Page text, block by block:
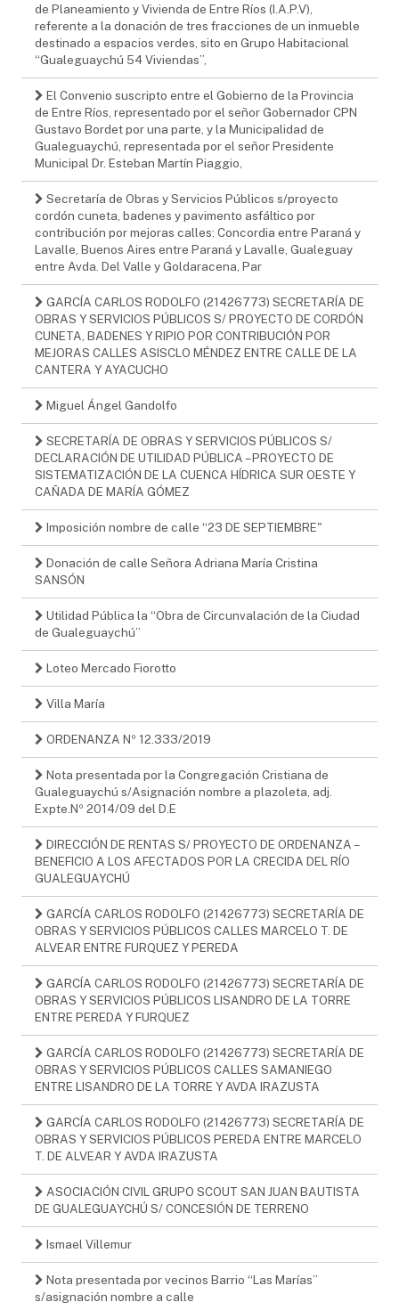
de Planeamiento y Vivienda de Entre Ríos (I.A.P.V),
referente a la donación de tres fracciones de un inmueble
destinado a espacios verdes, sito en Grupo Habitacional
“Gualeguaychú 54 Viviendas”,
El Convenio suscripto entre el Gobierno de la Provincia
de Entre Ríos, representado por el señor Gobernador CPN
Gustavo Bordet por una parte, y la Municipalidad de
Gualeguaychú, representada por el señor Presidente
Municipal Dr. Esteban Martín Piaggio,
Secretaría de Obras y Servicios Públicos s/proyecto
cordón cuneta, badenes y pavimento asfáltico por
contribución por mejoras calles: Concordia entre Paraná y
Lavalle, Buenos Aires entre Paraná y Lavalle, Gualeguay
entre Avda. Del Valle y Goldaracena, Par
GARCÍA CARLOS RODOLFO (21426773) SECRETARÍA DE
OBRAS Y SERVICIOS PÚBLICOS S/ PROYECTO DE CORDÓN
CUNETA, BADENES Y RIPIO POR CONTRIBUCIÓN POR
MEJORAS CALLES ASISCLO MÉNDEZ ENTRE CALLE DE LA
CANTERA Y AYACUCHO
Miguel Ángel Gandolfo
SECRETARÍA DE OBRAS Y SERVICIOS PÚBLICOS S/
DECLARACIÓN DE UTILIDAD PÚBLICA – PROYECTO DE
SISTEMATIZACIÓN DE LA CUENCA HÍDRICA SUR OESTE Y
CAÑADA DE MARÍA GÓMEZ
Imposición nombre de calle “23 DE SEPTIEMBRE"
Donación de calle Señora Adriana María Cristina
SANSÓN
Utilidad Pública la “Obra de Circunvalación de la Ciudad
de Gualeguaychú”
Loteo Mercado Fiorotto
Villa María
ORDENANZA Nº 12.333/2019
Nota presentada por la Congregación Cristiana de
Gualeguaychú s/Asignación nombre a plazoleta, adj.
Expte.Nº 2014/09 del D.E
DIRECCIÓN DE RENTAS S/ PROYECTO DE ORDENANZA –
BENEFICIO A LOS AFECTADOS POR LA CRECIDA DEL RÍO
GUALEGUAYCHÚ
GARCÍA CARLOS RODOLFO (21426773) SECRETARÍA DE
OBRAS Y SERVICIOS PÚBLICOS CALLES MARCELO T. DE
ALVEAR ENTRE FURQUEZ Y PEREDA
GARCÍA CARLOS RODOLFO (21426773) SECRETARÍA DE
OBRAS Y SERVICIOS PÚBLICOS LISANDRO DE LA TORRE
ENTRE PEREDA Y FURQUEZ
GARCÍA CARLOS RODOLFO (21426773) SECRETARÍA DE
OBRAS Y SERVICIOS PÚBLICOS CALLES SAMANIEGO
ENTRE LISANDRO DE LA TORRE Y AVDA IRAZUSTA
GARCÍA CARLOS RODOLFO (21426773) SECRETARÍA DE
OBRAS Y SERVICIOS PÚBLICOS PEREDA ENTRE MARCELO
T. DE ALVEAR Y AVDA IRAZUSTA
ASOCIACIÓN CIVIL GRUPO SCOUT SAN JUAN BAUTISTA
DE GUALEGUAYCHÚ S/ CONCESIÓN DE TERRENO
Ismael Villemur
Nota presentada por vecinos Barrio “Las Marías”
s/asignación nombre a calle